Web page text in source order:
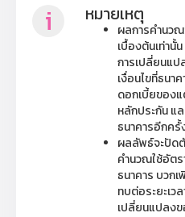
i หมายเหตุ
ผลการคำนว
เบื้องต้นเท่านั้
การเปลี่ยนแป
เงื่อนไขที่ธนา
ดอกเบี้ยของ
หลักประกัน แล
ธนาคารอีกครั้
ผลลัพธ์จะปัด
คำนวณใช้อัตร
ธนาคาร บวก
ทบต่อระยะเว
เปลี่ยนแปลง